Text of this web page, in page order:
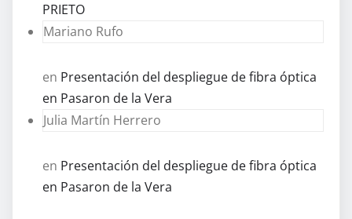
PRIETO
Mariano Rufo
en Presentación del despliegue de fibra óptica
en Pasaron de la Vera
Julia Martín Herrero
en Presentación del despliegue de fibra óptica
en Pasaron de la Vera